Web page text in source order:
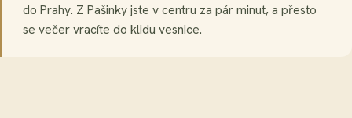
do Prahy. Z Pašinky jste v centru za pár minut, a přesto
se večer vracíte do klidu vesnice.